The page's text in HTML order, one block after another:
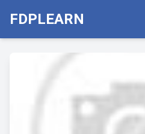
FDPLEARN